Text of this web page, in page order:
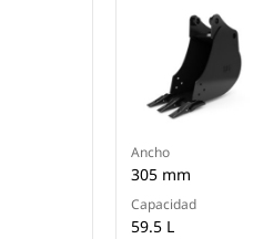
Ancho
305 mm
Capacidad
59.5 L